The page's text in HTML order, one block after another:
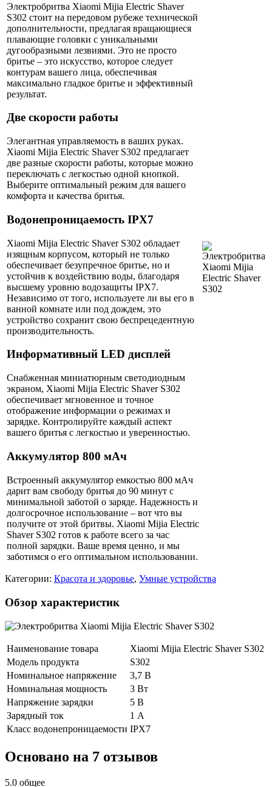
Электробритва Xiaomi Mijia Electric Shaver
S302 стоит на передовом рубеже технической
дополнительности, предлагая вращающиеся
плавающие головки с уникальными
дугообразными лезвиями. Это не просто
бритье – это искусство, которое следует
контурам вашего лица, обеспечивая
максимально гладкое бритье и эффективный
результат.
Две скорости работы
Элегантная управляемость в ваших руках.
Xiaomi Mijia Electric Shaver S302 предлагает
две разные скорости работы, которые можно
переключать с легкостью одной кнопкой.
Выберите оптимальный режим для вашего
комфорта и качества бритья.
Водонепроницаемость IPX7
Xiaomi Mijia Electric Shaver S302 обладает
изящным корпусом, который не только
обеспечивает безупречное бритье, но и
устойчив к воздействию воды, благодаря
высшему уровню водозащиты IPX7.
Независимо от того, используете ли вы его в
ванной комнате или под дождем, это
устройство сохранит свою беспрецедентную
производительность.
Информативный LED дисплей
Снабженная миниатюрным светодиодным
экраном, Xiaomi Mijia Electric Shaver S302
обеспечивает мгновенное и точное
отображение информации о режимах и
зарядке. Контролируйте каждый аспект
вашего бритья с легкостью и уверенностью.
Аккумулятор 800 мАч
Встроенный аккумулятор емкостью 800 мАч
дарит вам свободу бритья до 90 минут с
минимальной заботой о заряде. Надежность и
долгосрочное использование – вот что вы
получите от этой бритвы. Xiaomi Mijia Electric
Shaver S302 готов к работе всего за час
полной зарядки. Ваше время ценно, и мы
заботимся о его оптимальном использовании.
Категории: Красота и здоровье, Умные устройства
Обзор характеристик
Наименование товара
Xiaomi Mijia Electric Shaver S302
Модель продукта
S302
Номинальное напряжение
3,7 В
Номинальная мощность
3 Вт
Напряжение зарядки
5 В
Зарядный ток
1 А
Класс водонепроницаемости IPX7
Основано на 7 отзывов
5.0 общее